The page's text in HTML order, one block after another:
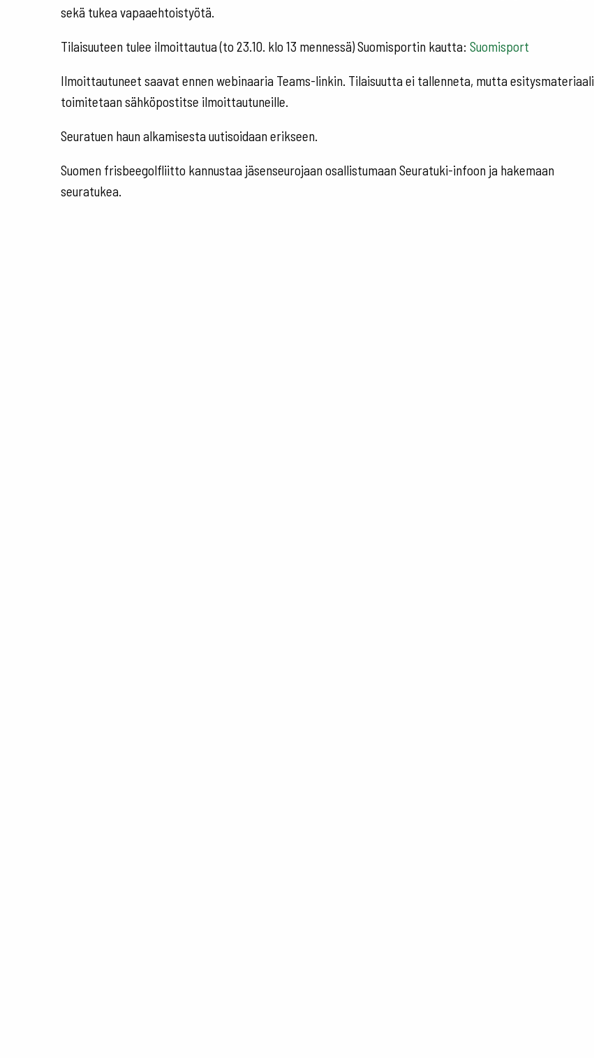
sekä tukea vapaaehtoistyötä.
Tilaisuuteen tulee ilmoittautua (to 23.10. klo 13 mennessä) Suomisportin kautta: Suomisport
Ilmoittautuneet saavat ennen webinaaria Teams-linkin. Tilaisuutta ei tallenneta, mutta esitysmateriaali
toimitetaan sähköpostitse ilmoittautuneille.
Seuratuen haun alkamisesta uutisoidaan erikseen.
Suomen frisbeegolfliitto kannustaa jäsenseurojaan osallistumaan Seuratuki-infoon ja hakemaan
seuratukea.